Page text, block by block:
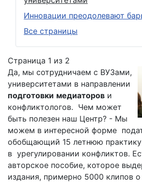
Инновации преодолевают
Все страницы
Страница 1 из 2
Да, мы сотрудничаем с ВУЗами,
университетами в направлении
подготовки медиаторов и
конфликтологов. Чем может
быть полезен наш Центр? - Мы
можем в интересной форме
обобщающий 15 летнюю
в урегулировании конфликтов.
авторское пособие, которое
издания, примерно 5000 клипов